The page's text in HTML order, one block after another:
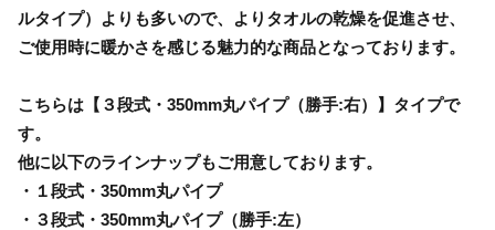
ルタイプ）よりも多いので、よりタオルの乾燥を促進させ、
ご使用時に暖かさを感じる魅力的な商品となっております。
こちらは【３段式・350mm丸パイプ（勝手:右）】タイプで
す。
他に以下のラインナップもご用意しております。
・１段式・350mm丸パイプ
・３段式・350mm丸パイプ（勝手:左）